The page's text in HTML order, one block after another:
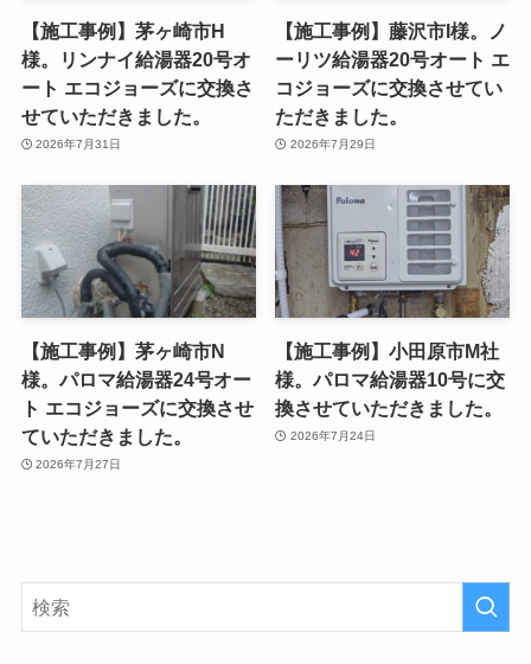
【施工事例】茅ヶ崎市H
様。リンナイ給湯器20号オ
ート エコジョーズに交換さ
せていただきました。
2026年7月31日
【施工事例】藤沢市I様。ノ
ーリツ給湯器20号オート エ
コジョーズに交換させてい
ただきました。
2026年7月29日
【施工事例】茅ヶ崎市N
様。パロマ給湯器24号オー
ト エコジョーズに交換させ
ていただきました。
2026年7月27日
【施工事例】小田原市M社
様。パロマ給湯器10号に交
換させていただきました。
2026年7月24日